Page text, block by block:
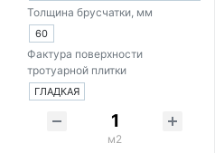
Толщина брусчатки, мм
60
Фактура поверхности
тротуарной плитки
ГЛАДКАЯ
м2